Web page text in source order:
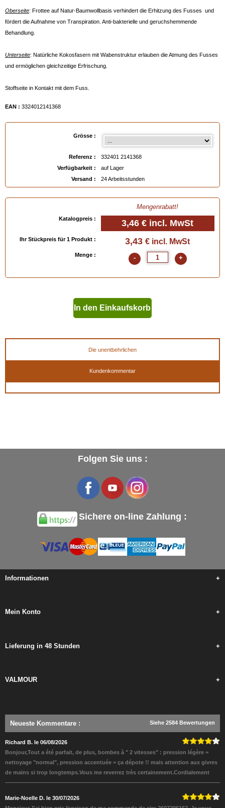
Oberseite: Frottee auf Natur-Baumwollbasis verhindert die Erhitzung des Fusses und
fördert die Aufnahme von Transpiration. Anti-bakterielle und geruchshemmende
Behandlung.
Unterseite: Natürliche Kokosfasern mit Wabenstruktur erlauben die Atmung des Fusses
und ermöglichen gleichzeitige Erfrischung.
Stoffseite in Kontakt mit dem Fuss.
EAN : 3324012141368
Grösse :
Referenz :
332401 2141368
Verfügbarkeit :
auf Lager
Versand :
24 Arbeitsstunden
Mengenrabatt!
Katalogpreis : 3,46 € incl. MwSt
Ihr Stückpreis für 1 Produkt : 3,43 € incl. MwSt
Menge : - +
In den Einkaufskorb
Die unentbehrlichen
Kundenkommentar
Folgen Sie uns :
Sichere on-line Zahlung :
Informationen +
Mein Konto +
Lieferung in 48 Stunden +
VALMOUR +
Neueste Kommentare : Siehe 2584 Bewertungen
Richard B. le 06/08/2026
Bonjour,Tout a été parfait, de plus, bombes à " 2 vitesses" : pression légère =
nettoyage "normal", pression accentuée = ça dépote !! mais attention aux givres
de mains si trop longtemps.Vous me reverrez très certainement.Cordialement
Marie-Noelle D. le 30/07/2026